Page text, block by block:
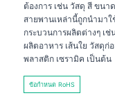
ต้องการ เช่น วัสดุ สี ขนาด
สายพานเหล่านี้ถูกนำมาใ
กระบวนการผลิตต่างๆ เช่
ผลิตอาหาร เส้นใย วัสดุก่อ
พลาสติก เซรามิค เป็นต้น
ข้อกำหนด RoHS